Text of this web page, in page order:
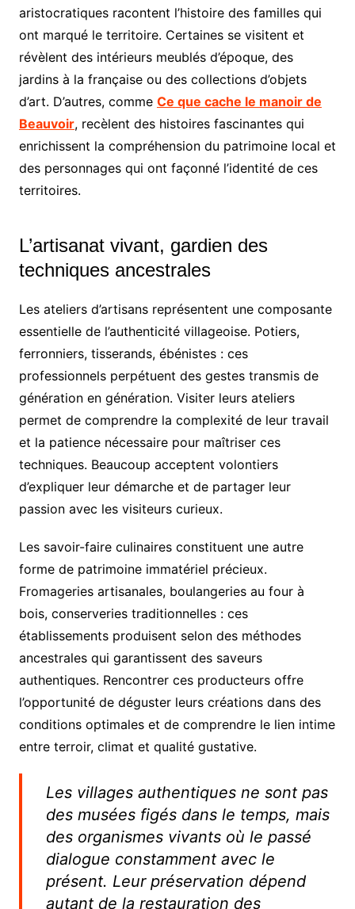
aristocratiques racontent l’histoire des familles qui
ont marqué le territoire. Certaines se visitent et
révèlent des intérieurs meublés d’époque, des
jardins à la française ou des collections d’objets
d’art. D’autres, comme Ce que cache le manoir de
Beauvoir, recèlent des histoires fascinantes qui
enrichissent la compréhension du patrimoine local et
des personnages qui ont façonné l’identité de ces
territoires.
L’artisanat vivant, gardien des
techniques ancestrales
Les ateliers d’artisans représentent une composante
essentielle de l’authenticité villageoise. Potiers,
ferronniers, tisserands, ébénistes : ces
professionnels perpétuent des gestes transmis de
génération en génération. Visiter leurs ateliers
permet de comprendre la complexité de leur travail
et la patience nécessaire pour maîtriser ces
techniques. Beaucoup acceptent volontiers
d’expliquer leur démarche et de partager leur
passion avec les visiteurs curieux.
Les savoir-faire culinaires constituent une autre
forme de patrimoine immatériel précieux.
Fromageries artisanales, boulangeries au four à
bois, conserveries traditionnelles : ces
établissements produisent selon des méthodes
ancestrales qui garantissent des saveurs
authentiques. Rencontrer ces producteurs offre
l’opportunité de déguster leurs créations dans des
conditions optimales et de comprendre le lien intime
entre terroir, climat et qualité gustative.
Les villages authentiques ne sont pas
des musées figés dans le temps, mais
des organismes vivants où le passé
dialogue constamment avec le
présent. Leur préservation dépend
autant de la restauration des